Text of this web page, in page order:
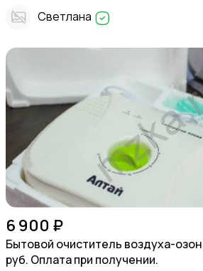
Светлана
6 900 ₽
Бытовой очиститель воздуха-
руб. Оплата при получении.